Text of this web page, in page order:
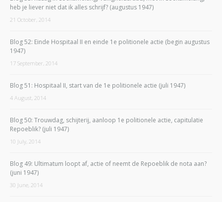
heb je liever niet dat ik alles schrijf? (augustus 1947)
21 October, 2014
Blog 52: Einde Hospitaal II en einde 1e politionele actie (begin augustus
1947)
17 September, 2014
Blog 51: Hospitaal II, start van de 1e politionele actie (juli 1947)
4 August, 2014
Blog 50: Trouwdag, schijterij, aanloop 1e politionele actie, capitulatie
Repoeblik? (juli 1947)
10 July, 2014
Blog 49: Ultimatum loopt af, actie of neemt de Repoeblik de nota aan?
(juni 1947)
30 June, 2014